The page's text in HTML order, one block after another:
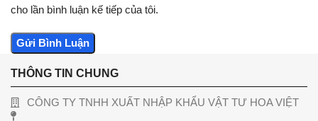
cho lần bình luận kế tiếp của tôi.
THÔNG TIN CHUNG
CÔNG TY TNHH XUẤT NHẬP KHẨU VẬT TƯ HOA VIỆT